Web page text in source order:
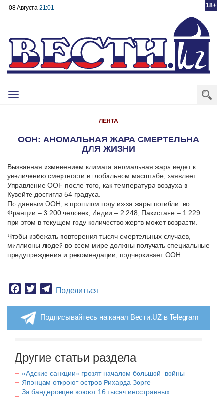
18+
08 Августа 21:01
Toggle
ЛЕНТА
ООН: АНОМАЛЬНАЯ ЖАРА СМЕРТЕЛЬНА
ДЛЯ ЖИЗНИ
Вызванная изменением климата аномальная жара ведет к
увеличению смертности в глобальном масштабе, заявляет
Управление ООН после того, как температура воздуха в
Кувейте достигла 54 градуса.
По данным ООН, в прошлом году из-за жары погибли: во
Франции – 3 200 человек, Индии – 2 248, Пакистане – 1 229,
при этом в текущем году количество жертв может возрасти.
Чтобы избежать повторения тысяч смертельных случаев,
миллионы людей во всем мире должны получать специальные
предупреждения и рекомендации, подчеркивает ООН.
Facebook
TwitterTelegram
Поделиться
Подписывайтесь на канал Вести.UZ в Telegram
Другие статьи раздела
«Адские санкции» грозят началом большой войны
Японцам откроют остров Рихарда Зорге
За бандеровцев воюют 16 тысяч иностранных